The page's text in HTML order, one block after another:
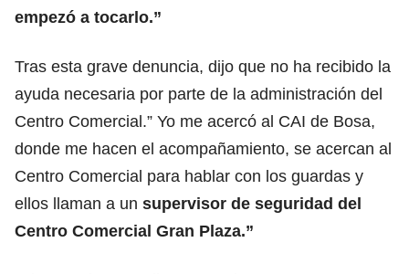
empezó a tocarlo.”
Tras esta grave denuncia, dijo que no ha recibido la
ayuda necesaria por parte de la administración del
Centro Comercial.” Yo me acercó al CAI de Bosa,
donde me hacen el acompañamiento, se acercan al
Centro Comercial para hablar con los guardas y
ellos llaman a un supervisor de seguridad del
Centro Comercial Gran Plaza.”